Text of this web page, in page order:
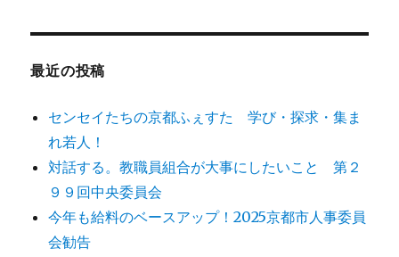
象:
最近の投稿
センセイたちの京都ふぇすた 学び・探求・集ま
れ若人！
対話する。教職員組合が大事にしたいこと 第２
９９回中央委員会
今年も給料のベースアップ！2025京都市人事委員
会勧告